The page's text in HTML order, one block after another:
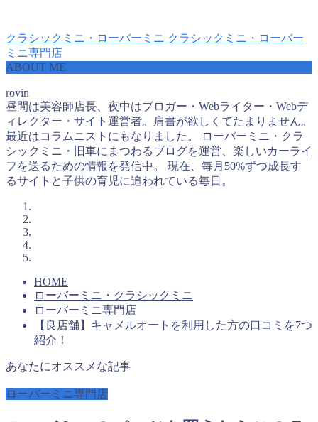
クラシックミニ・ローバーミニ クラシックミニ・ローバー
ミニ専門店
ABOUT ME
rovin
昼間は美容師店長、夜中はブロガー・Webライター・Webデ
ィレクター・サイト運営者。肩書が欲しくてたまりません。
最近はコラムニストにもなりました。 ローバーミニ・クラ
シックミニ・旧車にまつわるブログを運営、楽しいカーライ
フを送るための情報を発信中。 現在、毎月50%ずつ成長す
るサイトと子供の育児に追われている毎日。
HOME
ローバーミニ・クラシックミニ
ローバーミニ専門店
【良店舗】キャメルオートを利用した方の口コミを7つ
紹介！
あなたにオススメな記事
ローバーミニ専門店